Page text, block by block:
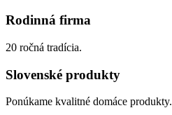
Rodinná firma
20 ročná tradícia.
Slovenské produkty
Ponúkame kvalitné domáce produkty.